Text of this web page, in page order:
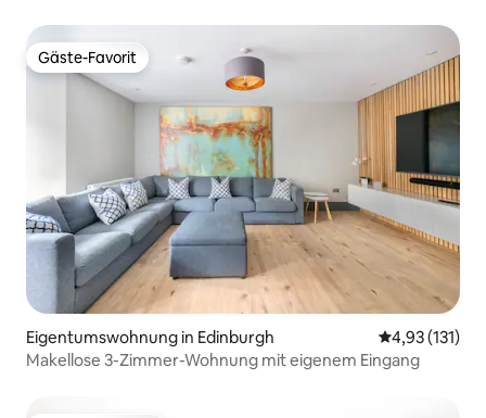
Gäste-Favorit
Gäste-Favorit
Eigentumswohnung in Edinburgh
4,93 (131)
Makellose 3-Zimmer-Wohnung mit eigenem Eingang